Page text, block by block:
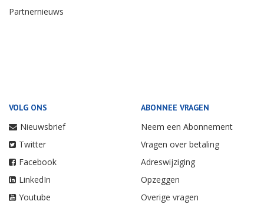
Partnernieuws
VOLG ONS
Nieuwsbrief
Twitter
Facebook
LinkedIn
Youtube
ABONNEE VRAGEN
Neem een Abonnement
Vragen over betaling
Adreswijziging
Opzeggen
Overige vragen